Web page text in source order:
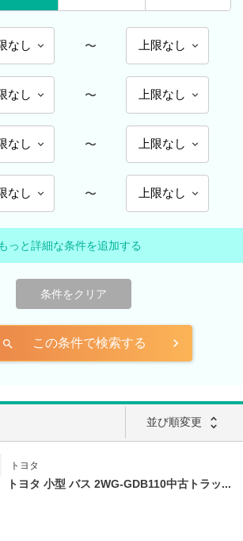
〜
〜
〜
〜
もっと詳細な条件を追加する
条件をクリア
search この条件で検索する
並び順変更 unfold_more
トヨタ
トヨタ 小型 バス 2WG-GDB110中古トラッ...